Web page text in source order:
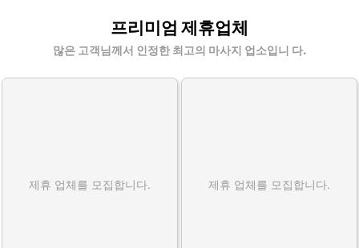
프리미엄 제휴업체
많은 고객님께서 인정한 최고의 마사지 업소입니 다.
제휴 업체를 모집합니다. 제휴 업체를 모집합니다.